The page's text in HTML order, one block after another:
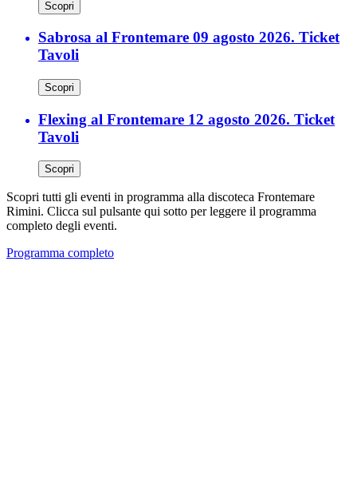
Scopri
Sabrosa al Frontemare 09 agosto 2026. Ticket
Tavoli
Scopri
Flexing al Frontemare 12 agosto 2026. Ticket
Tavoli
Scopri
Scopri tutti gli eventi in programma alla discoteca Frontemare
Rimini. Clicca sul pulsante qui sotto per leggere il programma
completo degli eventi.
Programma completo